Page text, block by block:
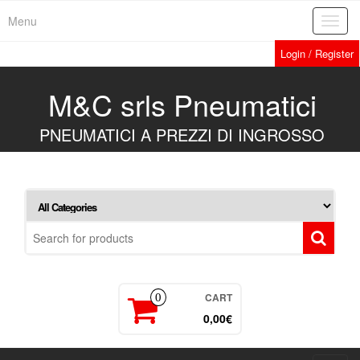
Menu
Login / Register
M&C srls Pneumatici
PNEUMATICI A PREZZI DI INGROSSO
0 CART
0,00€